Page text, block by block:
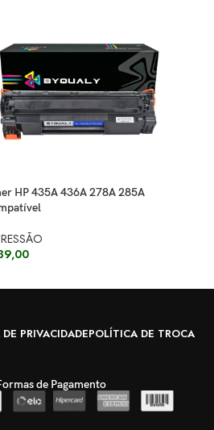
HP 435A 436A 278A 285A
PRIVACIDADEPOLÍTICA DE TROCA
de Pagamento